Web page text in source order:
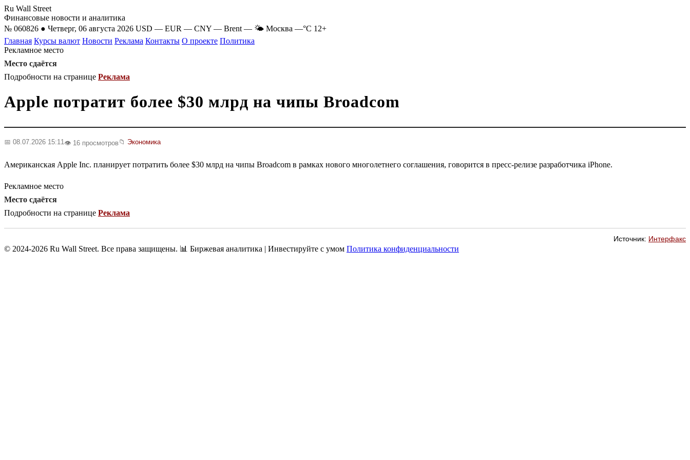
Ru Wall Street
Финансовые новости и аналитика
№ 060826 ● Четверг, 06 августа 2026 USD — EUR — CNY — Brent — 🌤 Москва —°C 12+
Главная Курсы валют Новости Реклама Контакты О проекте Политика
Рекламное место
Место сдаётся
Подробности на странице Реклама
Apple потратит более $30 млрд на чипы Broadcom
📅 08.07.2026 15:11 👁️ 16 просмотров📁 Экономика
Американская Apple Inc. планирует потратить более $30 млрд на чипы Broadcom в рамках нового многолетнего соглашения, говорится в пресс-релизе разработчика iPhone.
Рекламное место
Место сдаётся
Подробности на странице Реклама
Источник: Интерфакс
© 2024-2026 Ru Wall Street. Все права защищены. 📊 Биржевая аналитика | Инвестируйте с умом Политика конфиденциальности